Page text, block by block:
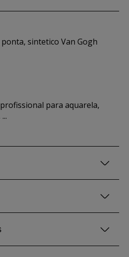
sintetico Van Gogh
para aquarela,